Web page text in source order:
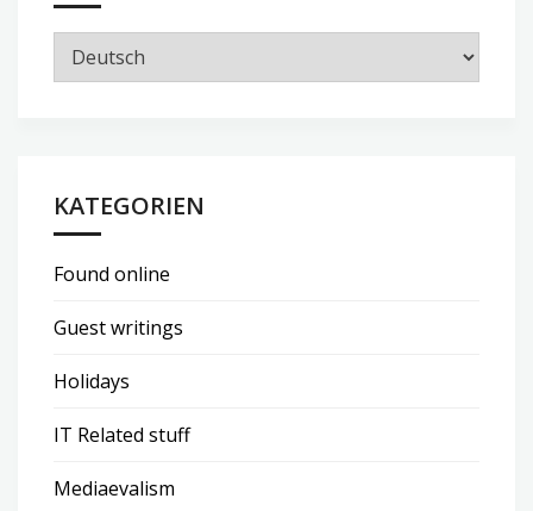
KATEGORIEN
Found online
Guest writings
Holidays
IT Related stuff
Mediaevalism